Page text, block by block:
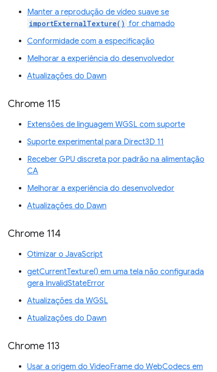
Manter a reprodução de vídeo suave se
importExternalTexture() for chamado
Conformidade com a especificação
Melhorar a experiência do desenvolvedor
Atualizações do Dawn
Chrome 115
Extensões de linguagem WGSL com suporte
Suporte experimental para Direct3D 11
Receber GPU discreta por padrão na alimentação
CA
Melhorar a experiência do desenvolvedor
Atualizações do Dawn
Chrome 114
Otimizar o JavaScript
getCurrentTexture() em uma tela não configurada
gera InvalidStateError
Atualizações da WGSL
Atualizações do Dawn
Chrome 113
Usar a origem do VideoFrame do WebCodecs em